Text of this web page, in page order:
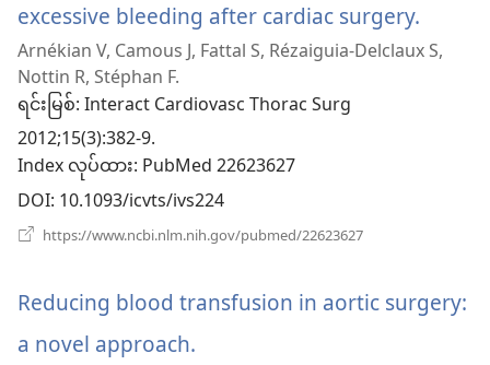
တယ်)
excessive bleeding after cardiac surgery.
အသစ်
Arnékian V, Camous J, Fattal S, Rézaiguia-Delclaux S,
Nottin R, Stéphan F.
ရင်းမြစ်‎: Interact Cardiovasc Thorac Surg
2012;15(3):382-9.
Index လုပ်ထား‎: PubMed 22623627
DOI‎: 10.1093/icvts/ivs224
https://www.ncbi.nlm.nih.gov/pubmed/22623627
င့်
နေ
Reducing blood transfusion in aortic surgery:
a novel approach.